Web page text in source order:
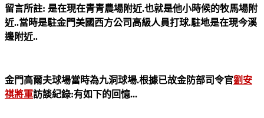
留言所註: 是在現在青青農場附近.也就是他小時候的牧馬場附
近..當時是駐金門美國西方公司高級人員打球.駐地是在現今溪
邊附近..
金門高爾夫球場當時為九洞球場.根據已故金防部司令官劉安
祺將軍訪談紀錄:有如下的回憶...